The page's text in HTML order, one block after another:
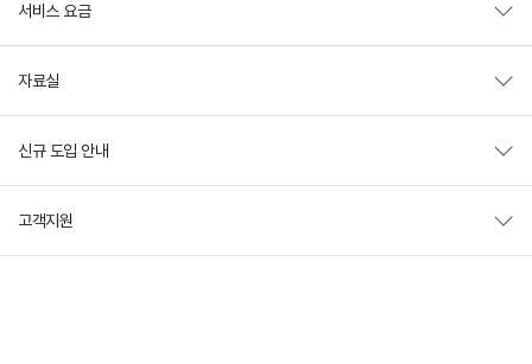
서비스 요금
자료실
신규 도입 안내
고객지원